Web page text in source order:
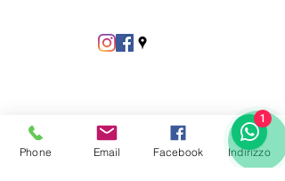
Phone Email Facebook Indirizzo
1